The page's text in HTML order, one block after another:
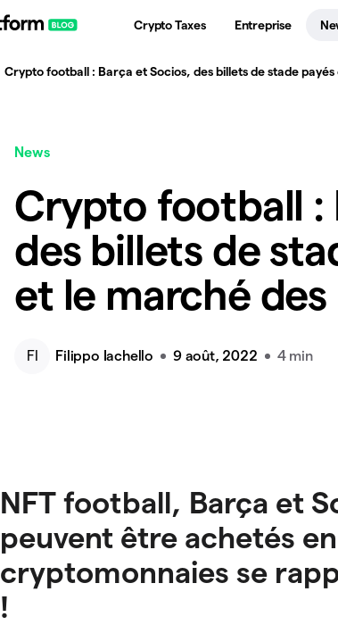
Crypto Taxes Entreprise
Crypto football : Barça et Socios, des billets de stade
News
Crypto football :
des billets de
et le marché
FI Filippo Iachello 9 août, 2022 4 min
NFT football, Barça et
peuvent être achetés
cryptomonnaies se
!